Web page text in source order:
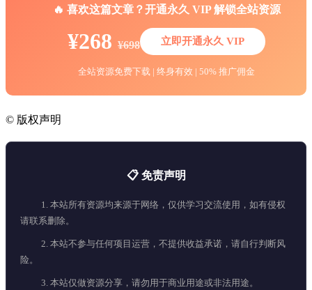
🔥 喜欢这篇文章？开通永久 VIP 解锁全站资源
¥268 ¥698 立即开通永久 VIP
全站资源免费下载 | 终身有效 | 50% 推广佣金
© 版权声明
📋 免责声明
1. 本站所有资源均来源于网络，仅供学习交流使用，如有侵权
请联系删除。
2. 本站不参与任何项目运营，不提供收益承诺，请自行判断风
险。
3. 本站仅做资源分享，请勿用于商业用途或非法用途。